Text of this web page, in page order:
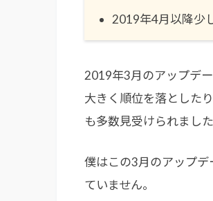
2019年4月以降少
2019年3月のアップデ
大きく順位を落とした
も多数見受けられました
僕はこの3月のアップ
ていません。